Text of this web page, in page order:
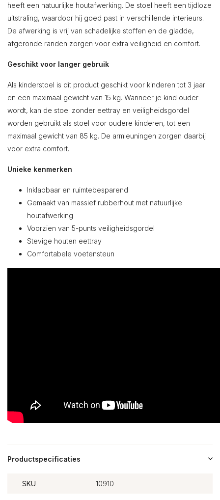
heeft een natuurlijke houtafwerking. De stoel heeft een tijdloze
uitstraling, waardoor hij goed past in verschillende interieurs.
De afwerking is vrij van schadelijke stoffen en de gladde,
afgeronde randen zorgen voor extra veiligheid en comfort.
Geschikt voor langer gebruik
Als kinderstoel is dit product geschikt voor kinderen tot 3 jaar
en een maximaal gewicht van 15 kg. Wanneer je kind ouder
wordt, kan de stoel zonder eettray en veiligheidsgordel
worden gebruikt als stoel voor oudere kinderen, tot een
maximaal gewicht van 85 kg. De armleuningen zorgen daarbij
voor extra comfort.
Unieke kenmerken
Inklapbaar en ruimtebesparend
Gemaakt van massief rubberhout met natuurlijke
houtafwerking
Voorzien van 5-punts veiligheidsgordel
Stevige houten eettray
Comfortabele voetensteun
Productspecificaties
SKU 10910